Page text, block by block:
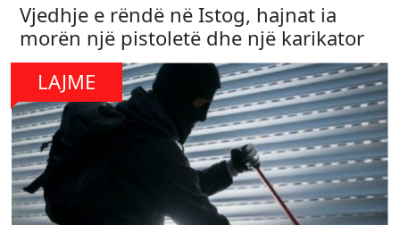
Vjedhje e rëndë në Istog, hajnat ia
morën një pistoletë dhe një karikator
LAJME